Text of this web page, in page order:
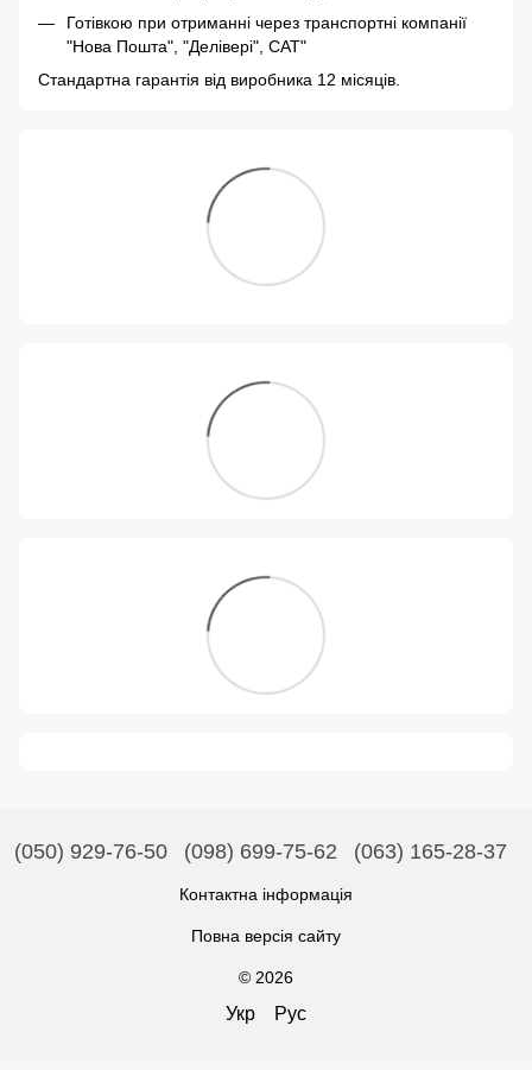
Готівкою при отриманні через транспортні компанії
"Нова Пошта", "Делівері", САТ"
Стандартна гарантія від виробника 12 місяців.
(050) 929-76-50 (098) 699-75-62 (063) 165-28-37
Контактна інформація
Повна версія сайту
© 2026
Укр Рус